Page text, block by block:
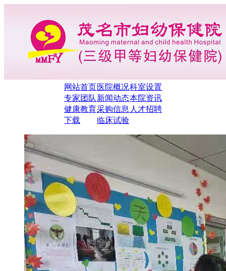
网站首页医院概况科室设置
专家团队 新闻动态本院资讯
健康教育采购信息 人才招聘
下载
临床试验